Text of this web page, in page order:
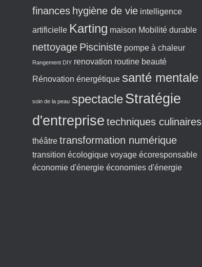
finances hygiène de vie intelligence
artificielle Karting maison Mobilité durable
nettoyage Pisciniste pompe à chaleur
Rangement DIY renovation routine beauté
Rénovation énergétique santé mentale
soin de la peau spectacleStratégie
d'entreprise techniques culinaires
théâtre transformation numérique
transition écologique voyage écoresponsable
économie d'énergie économies d'énergie